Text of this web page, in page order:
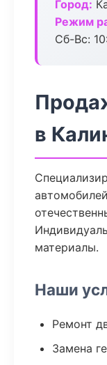
Город:
Режим
Сб-Вс:
в
материалы.
Наши
Ремонт
Замена